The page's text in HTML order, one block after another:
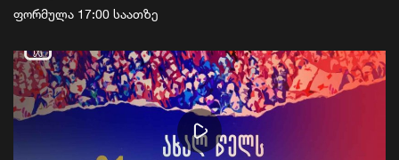
ფორმულა 17:00 საათზე